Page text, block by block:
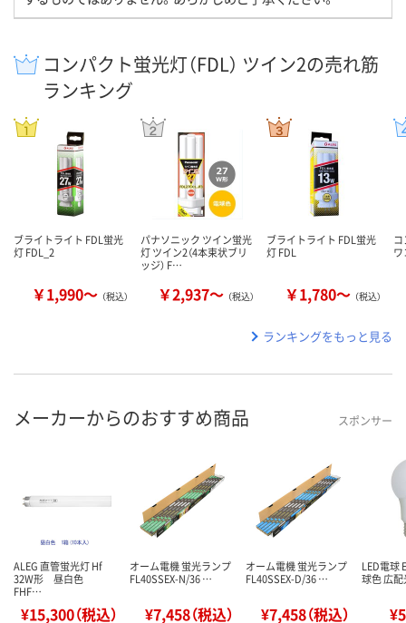
コンパクト蛍光灯（FDL） ツイン2の売れ筋
ランキング
ブライトライト FDL蛍光
灯 FDL_2
￥1,990～ （税込）
パナソニック ツイン蛍光
灯 ツイン2（4本束状ブリ
ッジ） F…
￥2,937～ （税込）
ブライトライト FDL蛍光
灯 FDL
￥1,780～ （税込）
ランキングをもっと見る
メーカーからのおすすめ商品 スポンサー
ALEG 直管蛍光灯 Hf
32W形 昼白色
FHF…
¥15,300（税込）
オーム電機 蛍光ランプ
FL40SSEX-N/36 …
¥7,458（税込）
オーム電機 蛍光ランプ
FL40SSEX-D/36 …
¥7,458（税込）
LED電球
球色 広